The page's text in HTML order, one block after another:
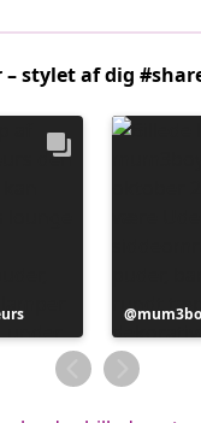
stylet af dig
Opslag
af